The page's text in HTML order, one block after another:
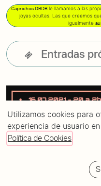
Caprichos DBDB le llamamos a las
joyas ocultas. Las que creemos
igualmente
Entradas
Utilizamos cookies para
experiencia de usuario
Política de Cookies